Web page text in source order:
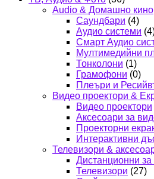
Audio & Домашно кино
Саундбари (4)
Аудио системи
Смарт Аудио
Мултимедийни
Тонколони (1)
Грамофони (0)
Плеъри и
Видео проектори &
Видео проектори
Аксесоари за
Проекторни
Интерактивни
Телевизори &
Дистанционни за
Телевизори (27)